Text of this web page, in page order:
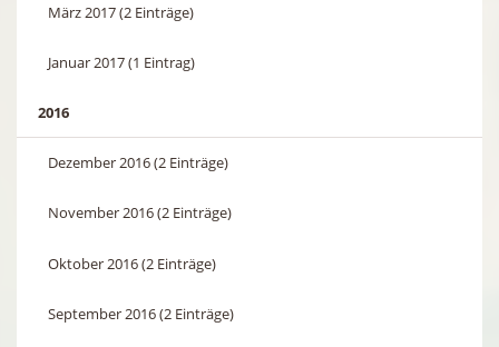
März 2017 (2 Einträge)
Januar 2017 (1 Eintrag)
2016
Dezember 2016 (2 Einträge)
November 2016 (2 Einträge)
Oktober 2016 (2 Einträge)
September 2016 (2 Einträge)